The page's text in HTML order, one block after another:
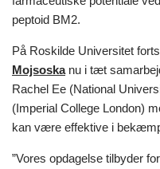
peptoid BM2.
På Roskilde Universitet
Mojsoskanu i tæt
Rachel Ee (National
(Imperial College London)
kan være effektive i
”Vores opdagelse tilbyder